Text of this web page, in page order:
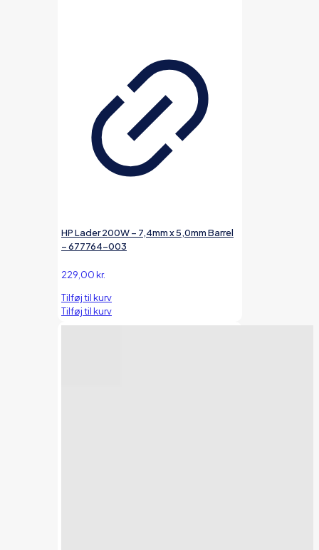
HP Lader 200W – 7,4mm x 5,0mm Barrel
– 677764-003
229,00kr.
Tilføj til kurv
Tilføj til kurv